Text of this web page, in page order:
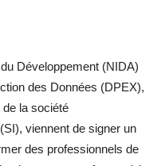
du Développement (NIDA)
des Données (DPEX),
la société
viennent de signer un
des professionnels de